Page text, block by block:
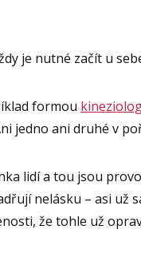
je nutné začít u
formou
jedno ani druhé v
lidí a tou jsou
nelásku – asi už
že tohle už